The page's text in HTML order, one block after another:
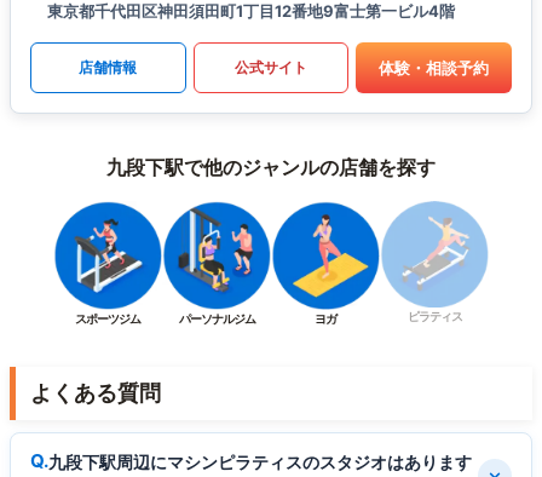
東京都千代田区神田須田町1丁目12番地9富士第一ビル4階
店舗情報 公式サイト 体験・相談予約
九段下駅で他のジャンルの店舗を探す
スポーツジム パーソナルジム ヨガ ピラティス
よくある質問
九段下駅周辺にマシンピラティスのスタジオはあります